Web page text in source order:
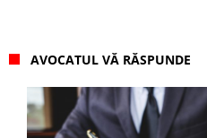
AVOCATUL VĂ RĂSPUNDE